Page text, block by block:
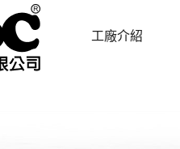
工廠介紹